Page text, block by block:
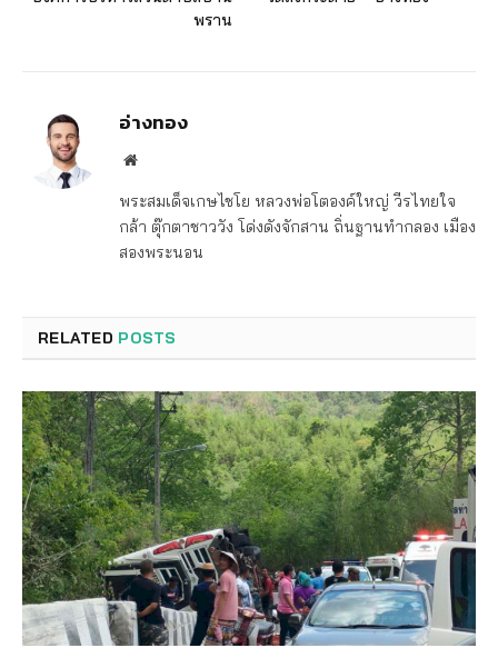
พราน
อ่างทอง
Website
พระสมเด็จเกษไชโย หลวงพ่อโตองค์ใหญ่ วีรไทยใจ
กล้า ตุ๊กตาชาววัง โด่งดังจักสาน ถิ่นฐานทำกลอง เมือง
สองพระนอน
RELATED POSTS